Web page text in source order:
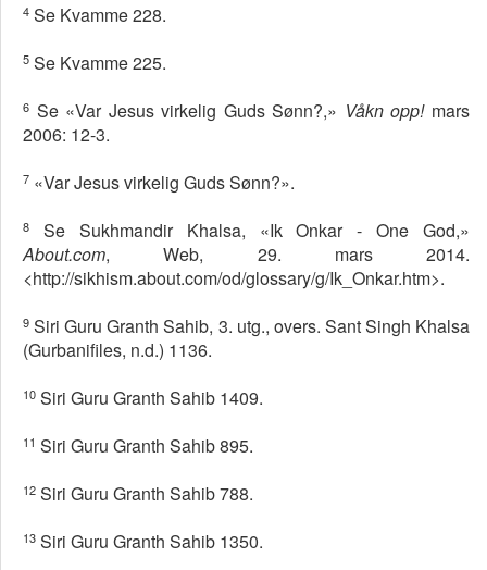
4 Se Kvamme 228.
5 Se Kvamme 225.
6 Se «Var Jesus virkelig Guds Sønn?,» Våkn opp!mars
2006: 12-3.
7 «Var Jesus virkelig Guds Sønn?».
8
Se Sukhmandir Khalsa, «Ik Onkar - One God,»
About.com, Web, 29. mars 2014.
<http://sikhism.about.com/od/glossary/g/Ik_Onkar.htm>.
9 Siri Guru Granth Sahib, 3. utg., overs. Sant Singh Khalsa
(Gurbanifiles, n.d.) 1136.
10 Siri Guru Granth Sahib 1409.
11 Siri Guru Granth Sahib 895.
12 Siri Guru Granth Sahib 788.
13 Siri Guru Granth Sahib 1350.